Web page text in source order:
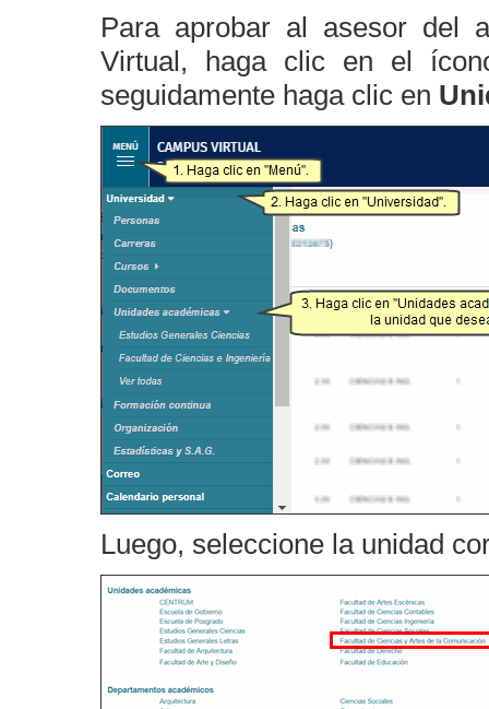
Para aprobar al asesor del
Virtual, haga clic en el
seguidamente haga clic en
Luego, seleccione la unidad